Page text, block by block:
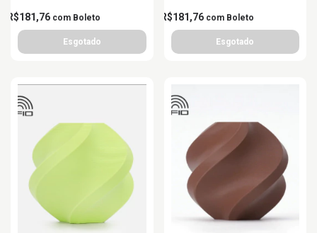
R$181,76 com Boleto R$181,76 com Boleto